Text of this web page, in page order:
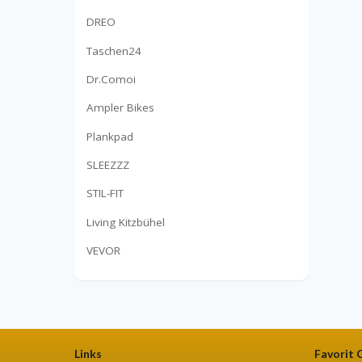
DREO
Taschen24
Dr.Comoi
Ampler Bikes
Plankpad
SLEEZZZ
STIL-FIT
Living Kitzbühel
VEVOR
Links Favorit